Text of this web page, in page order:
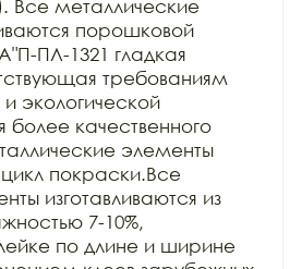
Все металлические
порошковой
ПЛ-1321 гладкая
требованиям
экологической
более качественного
элементы
покраски.Все
изготавливаются из
7-10%,
по длине и ширине